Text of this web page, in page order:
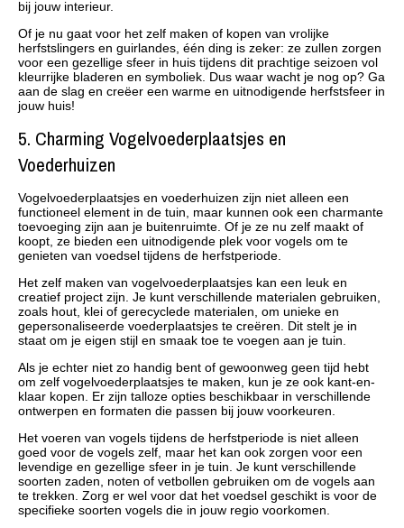
bij jouw interieur.
Of je nu gaat voor het zelf maken of kopen van vrolijke
herfstslingers en guirlandes, één ding is zeker: ze zullen zorgen
voor een gezellige sfeer in huis tijdens dit prachtige seizoen vol
kleurrijke bladeren en symboliek. Dus waar wacht je nog op? Ga
aan de slag en creëer een warme en uitnodigende herfstsfeer in
jouw huis!
5. Charming Vogelvoederplaatsjes en
Voederhuizen
Vogelvoederplaatsjes en voederhuizen zijn niet alleen een
functioneel element in de tuin, maar kunnen ook een charmante
toevoeging zijn aan je buitenruimte. Of je ze nu zelf maakt of
koopt, ze bieden een uitnodigende plek voor vogels om te
genieten van voedsel tijdens de herfstperiode.
Het zelf maken van vogelvoederplaatsjes kan een leuk en
creatief project zijn. Je kunt verschillende materialen gebruiken,
zoals hout, klei of gerecyclede materialen, om unieke en
gepersonaliseerde voederplaatsjes te creëren. Dit stelt je in
staat om je eigen stijl en smaak toe te voegen aan je tuin.
Als je echter niet zo handig bent of gewoonweg geen tijd hebt
om zelf vogelvoederplaatsjes te maken, kun je ze ook kant-en-
klaar kopen. Er zijn talloze opties beschikbaar in verschillende
ontwerpen en formaten die passen bij jouw voorkeuren.
Het voeren van vogels tijdens de herfstperiode is niet alleen
goed voor de vogels zelf, maar het kan ook zorgen voor een
levendige en gezellige sfeer in je tuin. Je kunt verschillende
soorten zaden, noten of vetbollen gebruiken om de vogels aan
te trekken. Zorg er wel voor dat het voedsel geschikt is voor de
specifieke soorten vogels die in jouw regio voorkomen.